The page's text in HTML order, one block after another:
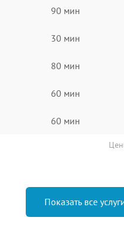
90 мин
30 мин
80 мин
60 мин
60 мин
Показать все